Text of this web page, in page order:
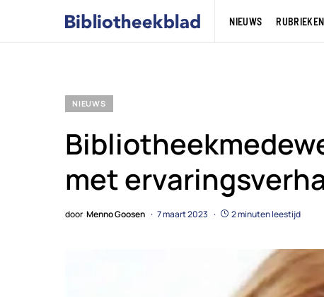
NIEUWS RUBRIEKEN
NIEUWS
met
door Menno Goosen 7 maart 2023 2 minuten leestijd